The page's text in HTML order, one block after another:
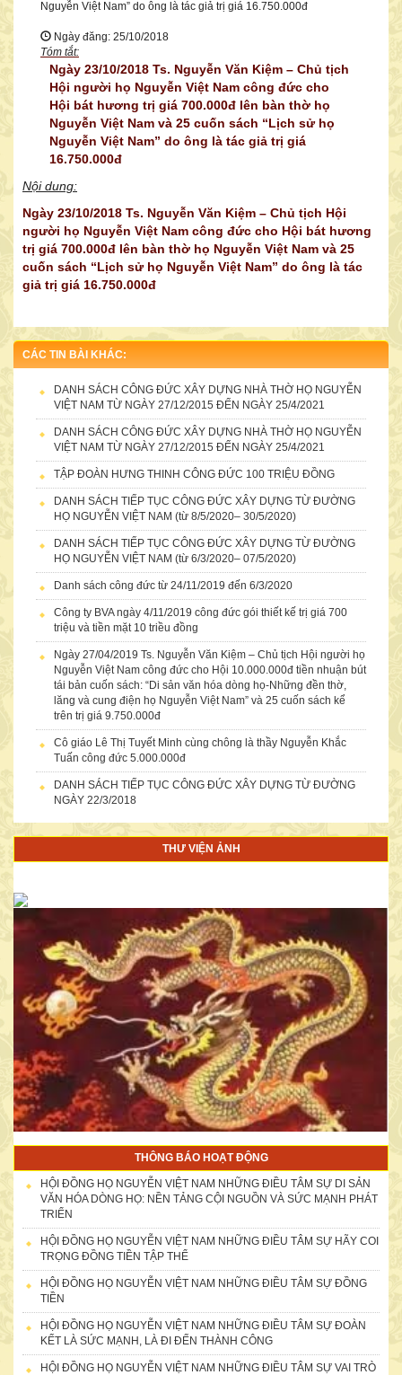
CÔNG TY TNHH MTV DV DL MINH KHÁNH
“HỘI NGƯỜI HỌ NGUYỄN VIỆT NAM” LẦN THỨ NHẤT NGÀY
06/12/2014
NỮ DOANH NHÂN NGUYỄN THỊ THANH TÂM
10.000.000Đ
DANH SÁCH CÔNG ĐỨC ỦNG HỘ TÀI CHÍNH, KỶ VẬT CHO ĐẠI
HỘI “HỘI NGƯỜI HỌ NGUYỄN VIỆT NAM” LẦN THỨ NHẤT (ngày
27/12/2014)
Nguyễn Việt Nam” do ông là tác giả trị giá 16.750.000đ
Ngày đăng: 25/10/2018
Tóm tắt:
Ngày 23/10/2018 Ts. Nguyễn Văn Kiệm – Chủ tịch
Hội người họ Nguyễn Việt Nam công đức cho
Hội bát hương trị giá 700.000đ lên bàn thờ họ
Nguyễn Việt Nam và 25 cuốn sách “Lịch sử họ
Nguyễn Việt Nam” do ông là tác giả trị giá
16.750.000đ
Nội dung:
Ngày 23/10/2018 Ts. Nguyễn Văn Kiệm – Chủ tịch Hội
người họ Nguyễn Việt Nam công đức cho Hội bát hương
trị giá 700.000đ lên bàn thờ họ Nguyễn Việt Nam và 25
cuốn sách “Lịch sử họ Nguyễn Việt Nam” do ông là tác
giả trị giá 16.750.000đ
CÁC TIN BÀI KHÁC:
DANH SÁCH CÔNG ĐỨC XÂY DỰNG NHÀ THỜ HỌ NGUYỄN
VIỆT NAM TỪ NGÀY 27/12/2015 ĐẾN NGÀY 25/4/2021
DANH SÁCH CÔNG ĐỨC XÂY DỰNG NHÀ THỜ HỌ NGUYỄN
VIỆT NAM TỪ NGÀY 27/12/2015 ĐẾN NGÀY 25/4/2021
TẬP ĐOÀN HƯNG THINH CÔNG ĐỨC 100 TRIỆU ĐỒNG
DANH SÁCH TIẾP TỤC CÔNG ĐỨC XÂY DỰNG TỪ ĐƯỜNG
HỌ NGUYỄN VIỆT NAM (từ 8/5/2020– 30/5/2020)
DANH SÁCH TIẾP TỤC CÔNG ĐỨC XÂY DỰNG TỪ ĐƯỜNG
HỌ NGUYỄN VIỆT NAM (từ 6/3/2020– 07/5/2020)
Danh sách công đức từ 24/11/2019 đến 6/3/2020
Công ty BVA ngày 4/11/2019 công đức gói thiết kế trị giá 700
triệu và tiền mặt 10 triều đồng
Ngày 27/04/2019 Ts. Nguyễn Văn Kiệm – Chủ tịch Hội người họ
Nguyễn Việt Nam công đức cho Hội 10.000.000đ tiền nhuận bút
tái bản cuốn sách: “Di sản văn hóa dòng họ-Những đền thờ,
lăng và cung điện họ Nguyễn Việt Nam” và 25 cuốn sách kể
trên trị giá 9.750.000đ
Cô giáo Lê Thị Tuyết Minh cùng chông là thầy Nguyễn Khắc
Tuấn công đức 5.000.000đ
DANH SÁCH TIẾP TỤC CÔNG ĐỨC XÂY DỰNG TỪ ĐƯỜNG
NGÀY 22/3/2018
THƯ VIỆN ẢNH
THÔNG BÁO HOẠT ĐỘNG
HỘI ĐỒNG HỌ NGUYỄN VIỆT NAM NHỮNG ĐIỀU TÂM SỰ DI SẢN
VĂN HÓA DÒNG HỌ: NỀN TẢNG CỘI NGUỒN VÀ SỨC MẠNH PHÁT
TRIỂN
HỘI ĐỒNG HỌ NGUYỄN VIỆT NAM NHỮNG ĐIỀU TÂM SỰ HÃY COI
TRỌNG ĐỒNG TIỀN TẬP THỂ
HỘI ĐỒNG HỌ NGUYỄN VIỆT NAM NHỮNG ĐIỀU TÂM SỰ ĐỒNG
TIỀN
HỘI ĐỒNG HỌ NGUYỄN VIỆT NAM NHỮNG ĐIỀU TÂM SỰ ĐOÀN
KẾT LÀ SỨC MẠNH, LÀ ĐI ĐẾN THÀNH CÔNG
HỘI ĐỒNG HỌ NGUYỄN VIỆT NAM NHỮNG ĐIỀU TÂM SỰ VAI TRÒ